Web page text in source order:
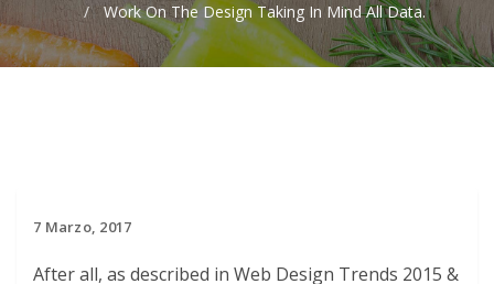
Work On The Design Taking In Mind All Data.
7 Marzo, 2017
After all, as described in Web Design Trends 2015 &